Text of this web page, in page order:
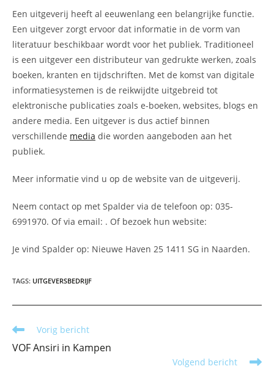
Een uitgeverij heeft al eeuwenlang een belangrijke functie.
Een uitgever zorgt ervoor dat informatie in de vorm van
literatuur beschikbaar wordt voor het publiek. Traditioneel
is een uitgever een distributeur van gedrukte werken, zoals
boeken, kranten en tijdschriften. Met de komst van digitale
informatiesystemen is de reikwijdte uitgebreid tot
elektronische publicaties zoals e-boeken, websites, blogs en
andere media. Een uitgever is dus actief binnen
verschillende media die worden aangeboden aan het
publiek.
Meer informatie vind u op de website van de uitgeverij.
Neem contact op met Spalder via de telefoon op: 035-
6991970. Of via email: . Of bezoek hun website:
Je vind Spalder op: Nieuwe Haven 25 1411 SG in Naarden.
TAGS: UITGEVERSBEDRIJF
Lees
artikelen
Vorig bericht
VOF Ansiri in Kampen
Volgend bericht